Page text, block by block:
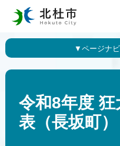
令和8年度
表（長坂町）